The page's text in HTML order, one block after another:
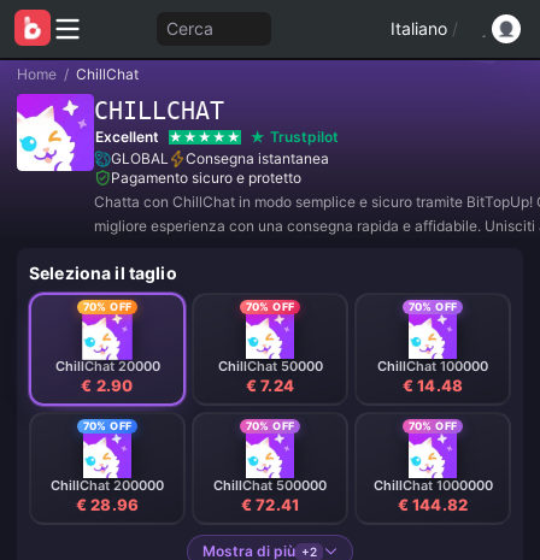
Cerca Italiano /
Home / ChillChat
CHILLCHAT
Excellent
Trustpilot
GLOBAL
Consegna istantanea
Pagamento sicuro e protetto
Chatta con ChillChat in modo semplice e sicuro tramite BitTopUp!
migliore esperienza con una consegna rapida e affidabile. Unisciti
Seleziona il taglio
70% OFF
ChillChat 20000
€ 2.90
70% OFF
ChillChat 50000
€ 7.24
70% OFF
ChillChat 100000
€ 14.48
70% OFF
ChillChat 200000
€ 28.96
70% OFF
ChillChat 500000
€ 72.41
70% OFF
ChillChat 1000000
€ 144.82
Mostra di più +2